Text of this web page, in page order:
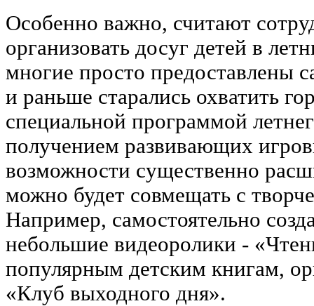
Особенно важно, считают
организовать досуг детей в
многие просто предоставлены
и раньше старались охватить
специальной программой
получением развивающих
возможности существенно
можно будет совмещать с
Например, самостоятельно
небольшие видеоролики -
популярным детским книгам,
«Клуб выходного дня».